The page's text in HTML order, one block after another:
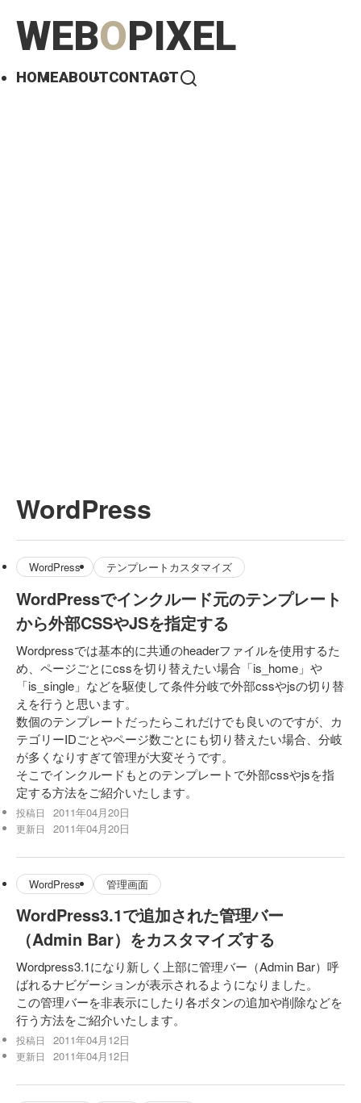
WEBOPIXEL
HOMEABOUTCONTACT
WordPress
WordPress テンプレートカスタマイズ
WordPressでインクルード元のテンプレート
から外部CSSやJSを指定する
Wordpressでは基本的に共通のheaderファイルを使用するた
め、ページごとにcssを切り替えたい場合「is_home」や
「is_single」などを駆使して条件分岐で外部cssやjsの切り替
えを行うと思います。
数個のテンプレートだったらこれだけでも良いのですが、カ
テゴリーIDごとやページ数ごとにも切り替えたい場合、分岐
が多くなりすぎて管理が大変そうです。
そこでインクルードもとのテンプレートで外部cssやjsを指
定する方法をご紹介いたします。
投稿日 2011年04月20日
更新日 2011年04月20日
WordPress 管理画面
WordPress3.1で追加された管理バー
（Admin Bar）をカスタマイズする
Wordpress3.1になり新しく上部に管理バー（Admin Bar）呼
ばれるナビゲーションが表示されるようになりました。
この管理バーを非表示にしたり各ボタンの追加や削除などを
行う方法をご紹介いたします。
投稿日 2011年04月12日
更新日 2011年04月12日